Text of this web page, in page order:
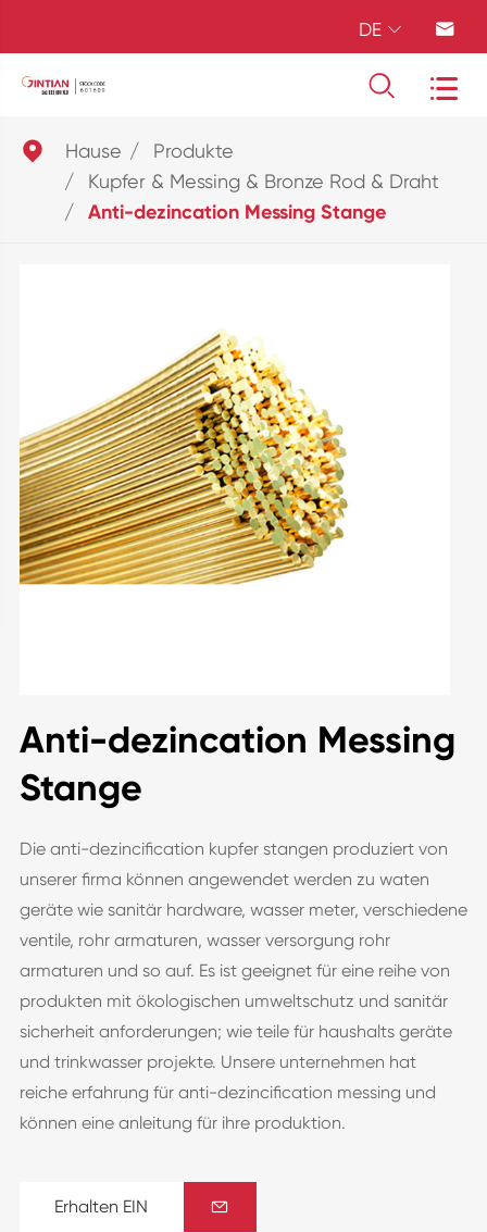
DE  
 
 Hause
Produkte
Kupfer & Messing & Bronze Rod & Draht
Anti-dezincation Messing Stange
Anti-dezincation Messing
Stange
Die anti-dezincification kupfer stangen produziert von
unserer firma können angewendet werden zu waten
geräte wie sanitär hardware, wasser meter, verschiedene
ventile, rohr armaturen, wasser versorgung rohr
armaturen und so auf. Es ist geeignet für eine reihe von
produkten mit ökologischen umweltschutz und sanitär
sicherheit anforderungen; wie teile für haushalts geräte
und trinkwasser projekte. Unsere unternehmen hat
reiche erfahrung für anti-dezincification messing und
können eine anleitung für ihre produktion.
Erhalten EIN 